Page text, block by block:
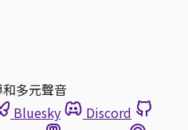
多元聲音
Bluesky
Discord